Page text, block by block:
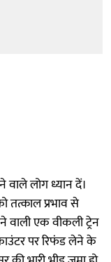
लोग ध्यान दें।
तत्काल प्रभाव से
वाली एक वीकली ट्रेन
पर रिफंड लेने के